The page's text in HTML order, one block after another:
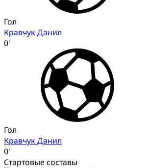
Гол
Кравчук Данил
0'
Гол
Кравчук Данил
0'
Стартовые составы